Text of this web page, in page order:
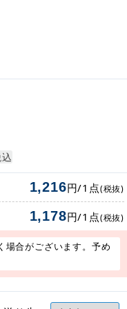
1,216円/1点(税抜)
1,178円/1点(税抜)
場合がございます。予め